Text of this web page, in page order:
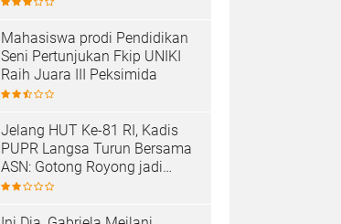
Mahasiswa prodi Pendidikan
Seni Pertunjukan Fkip UNIKI
Raih Juara III Peksimida
Jelang HUT Ke-81 RI, Kadis
PUPR Langsa Turun Bersama
ASN: Gotong Royong jadi
Perekat Kebersamaan